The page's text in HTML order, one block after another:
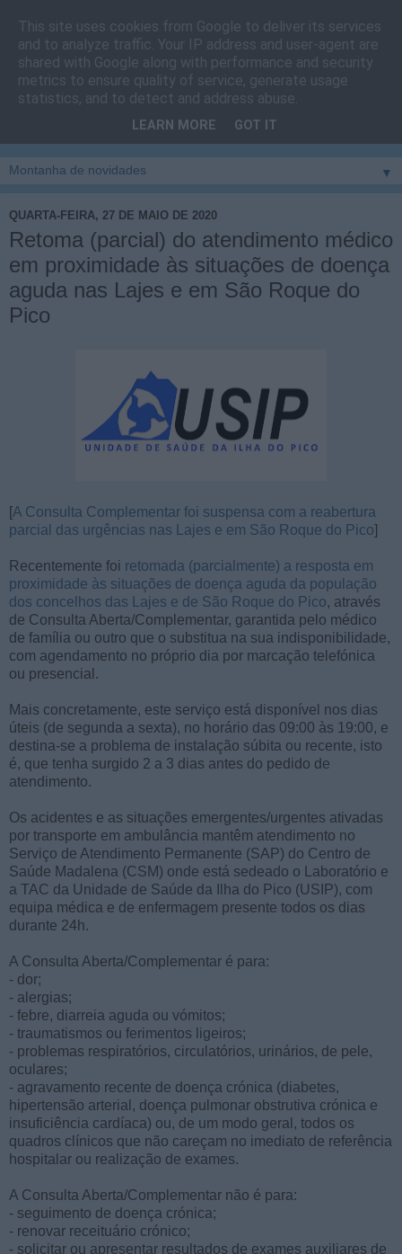
Cais do Pico
Blog sobre um pouco de tudo relacionado com a ilha
vila e ao concelho de São Roque do Pico
▼
QUARTA-FEIRA, 27 DE MAIO DE 2020
Retoma (parcial) do atendimento médico
em proximidade às situações de doença
aguda nas Lajes e em São Roque do
Pico
[A Consulta Complementar foi suspensa com a reabertura
parcial das urgências nas Lajes e em São Roque do Pico]
Recentemente foi retomada (parcialmente) a resposta em
proximidade às situações de doença aguda da população
dos concelhos das Lajes e de São Roque do Pico, através
de Consulta Aberta/Complementar, garantida pelo médico
de família ou outro que o substitua na sua indisponibilidade,
com agendamento no próprio dia por marcação telefónica
ou presencial.
Mais concretamente, este serviço está disponível nos dias
úteis (de segunda a sexta), no horário das 09:00 às 19:00, e
destina-se a problema de instalação súbita ou recente, isto
é, que tenha surgido 2 a 3 dias antes do pedido de
atendimento.
Os acidentes e as situações emergentes/urgentes ativadas
por transporte em ambulância mantêm atendimento no
Serviço de Atendimento Permanente (SAP) do Centro de
Saúde Madalena (CSM) onde está sedeado o Laboratório e
a TAC da Unidade de Saúde da Ilha do Pico (USIP), com
equipa médica e de enfermagem presente todos os dias
durante 24h.
A Consulta Aberta/Complementar é para:
- dor;
- alergias;
- febre, diarreia aguda ou vómitos;
- traumatismos ou ferimentos ligeiros;
- problemas respiratórios, circulatórios, urinários, de pele,
oculares;
- agravamento recente de doença crónica (diabetes,
hipertensão arterial, doença pulmonar obstrutiva crónica e
insuficiência cardíaca) ou, de um modo geral, todos os
quadros clínicos que não careçam no imediato de referência
hospitalar ou realização de exames.
A Consulta Aberta/Complementar não é para:
- seguimento de doença crónica;
- renovar receituário crónico;
- solicitar ou apresentar resultados de exames auxiliares de
This site uses cookies from Google to deliver its services
and to analyze traffic. Your IP address and user-agent are
shared with Google along with performance and security
metrics to ensure quality of service, generate usage
statistics, and to detect and address abuse.
LEARN MORE GOT IT